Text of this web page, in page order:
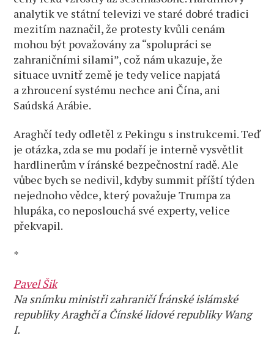
analytik ve státní televizi ve staré dobré tradici
mezitím naznačil, že protesty kvůli cenám
mohou být považovány za “spolupráci se
zahraničními silami”, což nám ukazuje, že
situace uvnitř země je tedy velice napjatá
a zhroucení systému nechce ani Čína, ani
Saúdská Arábie.
Araghčí tedy odletěl z Pekingu s instrukcemi. Teď
je otázka, zda se mu podaří je interně vysvětlit
hardlinerům v íránské bezpečnostní radě. Ale
vůbec bych se nedivil, kdyby summit příští týden
nejednoho vědce, který považuje Trumpa za
hlupáka, co neposlouchá své experty, velice
překvapil.
*
Pavel Šik
Na snímku ministři zahraničí Íránské islámské
republiky Araghčí a Čínské lidové republiky Wang
I.